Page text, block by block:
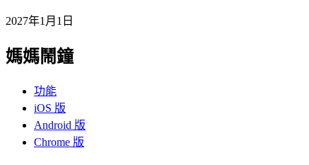
2027年1月1日
媽媽鬧鐘
功能
iOS 版
Android 版
Chrome 版